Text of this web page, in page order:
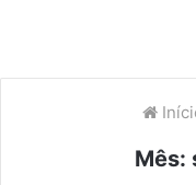
Mês: